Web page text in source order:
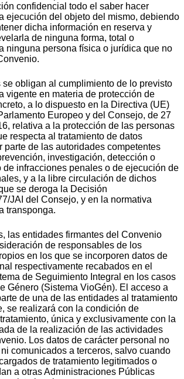
confidencial todo el saber hacer
ejecución del objeto del mismo, debiendo
dicha información en reserva y
de ninguna forma, total o
ninguna persona física o jurídica que no
obligan al cumplimiento de lo previsto
vigente en materia de protección de
a lo dispuesto en la Directiva (UE)
Europeo y del Consejo, de 27
relativa a la protección de las personas
respecta al tratamiento de datos
parte de las autoridades competentes
investigación, detección o
de infracciones penales o de ejecución de
y a la libre circulación de dichos
se deroga la Decisión
JAI del Consejo, y en la normativa
transponga.
las entidades firmantes del Convenio
de responsables de los
en los que se incorporen datos de
respectivamente recabados en el
de Seguimiento Integral en los casos
Género (Sistema VioGén). El acceso a
de una de las entidades al tratamiento
se realizará con la condición de
única y exclusivamente con la
de la realización de las actividades
Los datos de carácter personal no
comunicados a terceros, salvo cuando
de tratamiento legitimados o
a otras Administraciones Públicas